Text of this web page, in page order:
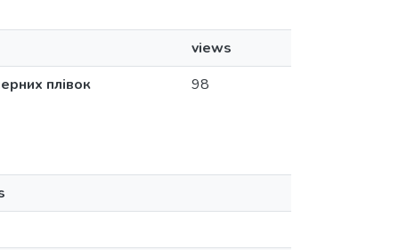
views
плівок
98